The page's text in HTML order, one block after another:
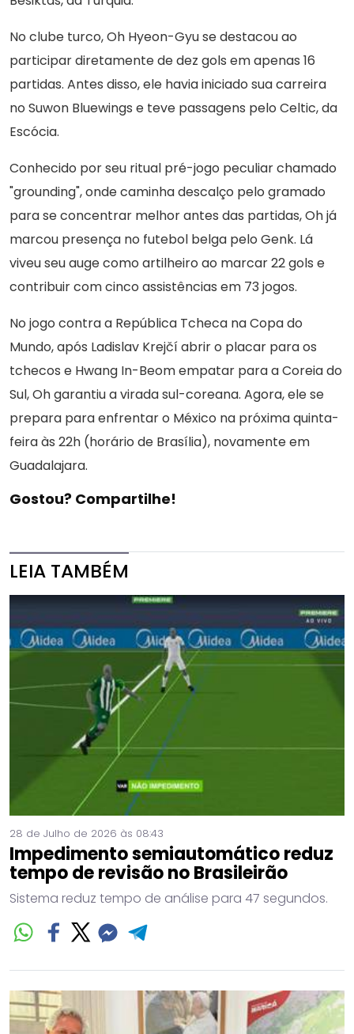
No clube turco, Oh Hyeon-Gyu se destacou ao
participar diretamente de dez gols em apenas 16
partidas. Antes disso, ele havia iniciado sua carreira
no Suwon Bluewings e teve passagens pelo Celtic, da
Escócia.
Conhecido por seu ritual pré-jogo peculiar chamado
"grounding", onde caminha descalço pelo gramado
para se concentrar melhor antes das partidas, Oh já
marcou presença no futebol belga pelo Genk. Lá
viveu seu auge como artilheiro ao marcar 22 gols e
contribuir com cinco assistências em 73 jogos.
No jogo contra a República Tcheca na Copa do
Mundo, após Ladislav Krejčí abrir o placar para os
tchecos e Hwang In-Beom empatar para a Coreia do
Sul, Oh garantiu a virada sul-coreana. Agora, ele se
prepara para enfrentar o México na próxima quinta-
feira às 22h (horário de Brasília), novamente em
Guadalajara.
Gostou? Compartilhe!
LEIA TAMBÉM
28 de Julho de 2026 às 08:43
Impedimento semiautomático reduz
tempo de revisão no Brasileirão
Sistema reduz tempo de análise para 47 segundos.